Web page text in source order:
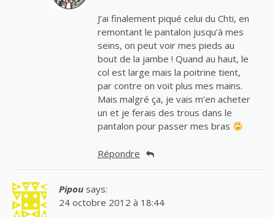
J’ai finalement piqué celui du Chti, en
remontant le pantalon jusqu’à mes
seins, on peut voir mes pieds au
bout de la jambe ! Quand au haut, le
col est large mais la poitrine tient,
par contre on voit plus mes mains.
Mais malgré ça, je vais m’en acheter
un et je ferais des trous dans le
pantalon pour passer mes bras
Répondre
Pipou says:
24 octobre 2012 à 18:44